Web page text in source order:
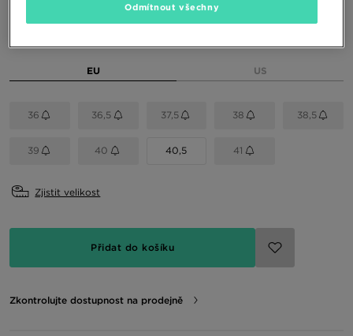
EU US
36 36,5 37,5 38 38,5
39 40 40,5 41
Zjistit velikost
Přidat do košíku
Zkontrolujte dostupnost na prodejně
Odmítnout všechny